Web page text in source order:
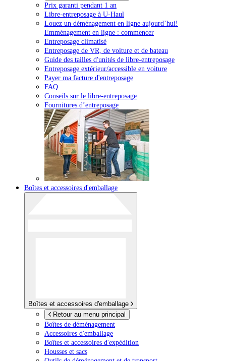
Prix garanti pendant 1 an
Libre-entreposage à U-Haul
Louez un déménagement en ligne aujourd’hui!
Emménagement en ligne : commencer
Entreposage climatisé
Entreposage de VR, de voiture et de bateau
Guide des tailles d'unités de libre-entreposage
Entreposage extérieur/accessible en voiture
Payer ma facture d'entreposage
FAQ
Conseils sur le libre-entreposage
Fournitures d’entreposage
Boîtes et accessoires d'emballage
Boîtes et accessoires d'emballage
Retour au menu principal
Boîtes de déménagement
Accessoires d'emballage
Boîtes et accessoires d'expédition
Housses et sacs